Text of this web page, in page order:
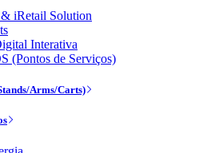
iRetail Solution
Interativa
(Pontos de Serviços)
Arms/Carts)